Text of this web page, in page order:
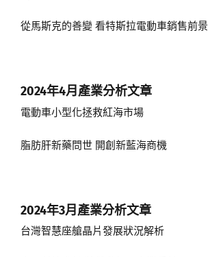
從馬斯克的善變 看特斯拉電動車銷售前景
2024年4月 產業分析文章
電動車小型化拯救紅海市場
脂肪肝新藥問世 開創新藍海商機
2024年3月 產業分析文章
台灣智慧座艙晶片發展狀況解析